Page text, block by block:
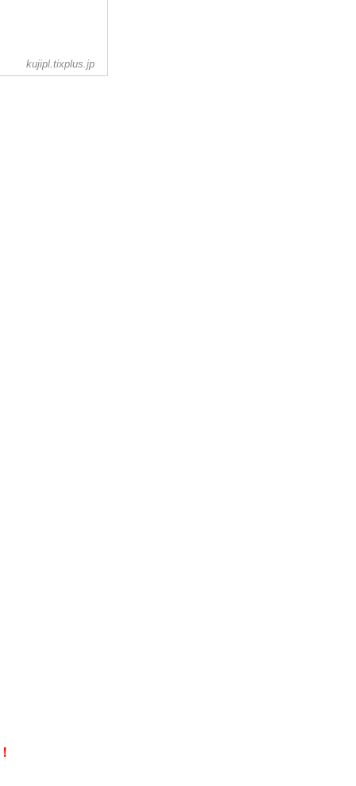
kujipl.tixplus.jp